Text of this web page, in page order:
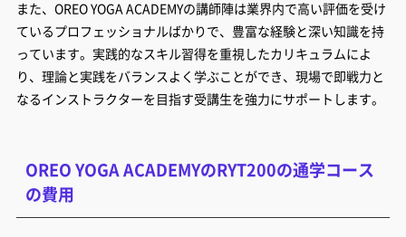
また、OREO YOGA ACADEMYの講師陣は業界内で高い評価を受け
ているプロフェッショナルばかりで、豊富な経験と深い知識を持
っています。実践的なスキル習得を重視したカリキュラムによ
り、理論と実践をバランスよく学ぶことができ、現場で即戦力と
なるインストラクターを目指す受講生を強力にサポートします。
OREO YOGA ACADEMYのRYT200の通学コース
の費用